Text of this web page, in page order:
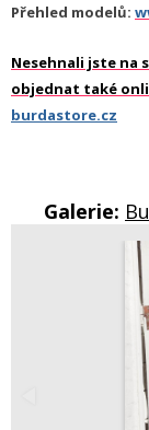
Přehled modelů:
Nesehnali jste na
objednat také
burdastore.cz
Galerie: